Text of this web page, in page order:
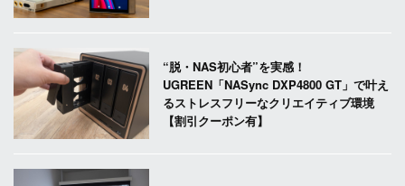
“脱・NAS初心者”を実感！
UGREEN「NASync DXP4800 GT」で叶え
るストレスフリーなクリエイティブ環境
【割引クーポン有】